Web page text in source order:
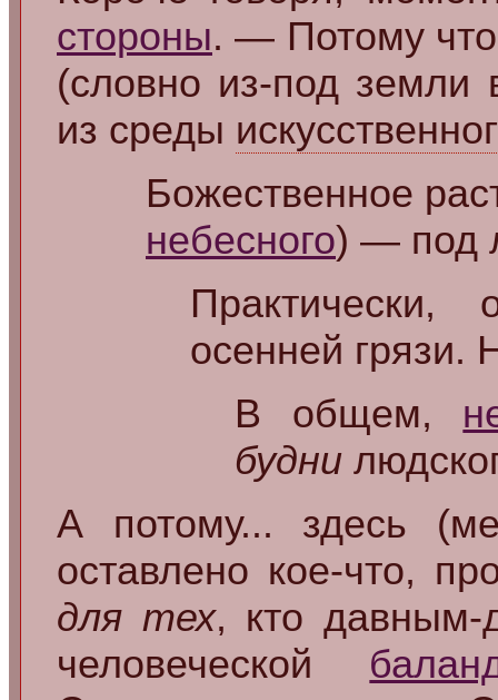
стороны. — Потому
(словно из-под
из среды
Божественное
небесного) — под
осенней грязи.
В общем,
будни
А потому... здесь
оставлено кое-что,
для тех, кто давным-
человеческой